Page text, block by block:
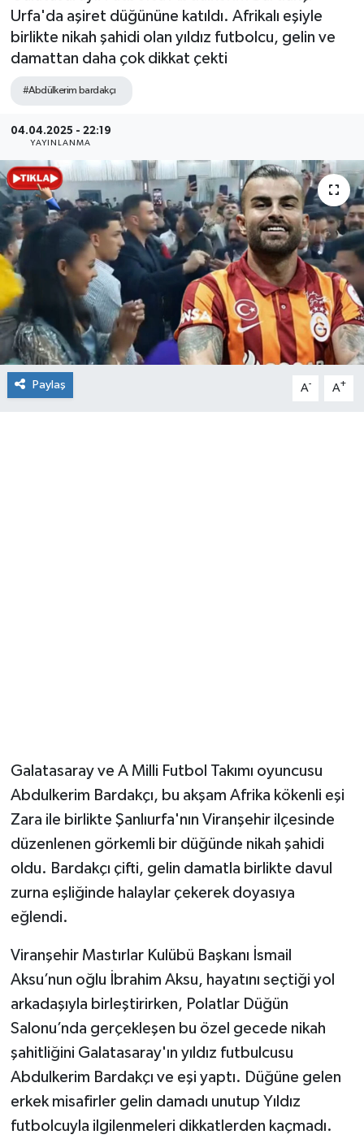
Urfa'da aşiret düğününe katıldı. Afrikalı eşiyle
birlikte nikah şahidi olan yıldız futbolcu, gelin ve
damattan daha çok dikkat çekti
#Abdülkerim bardakçı
04.04.2025 - 22:19
YAYINLANMA
Paylaş A- A+
Galatasaray ve A Milli Futbol Takımı oyuncusu
Abdulkerim Bardakçı, bu akşam Afrika kökenli eşi
Zara ile birlikte Şanlıurfa'nın Viranşehir ilçesinde
düzenlenen görkemli bir düğünde nikah şahidi
oldu. Bardakçı çifti, gelin damatla birlikte davul
zurna eşliğinde halaylar çekerek doyasıya
eğlendi.
Viranşehir Mastırlar Kulübü Başkanı İsmail
Aksu’nun oğlu İbrahim Aksu, hayatını seçtiği yol
arkadaşıyla birleştirirken, Polatlar Düğün
Salonu’nda gerçekleşen bu özel gecede nikah
şahitliğini Galatasaray'ın yıldız futbulcusu
Abdulkerim Bardakçı ve eşi yaptı. Düğüne gelen
erkek misafirler gelin damadı unutup Yıldız
futbolcuyla ilgilenmeleri dikkatlerden kaçmadı.